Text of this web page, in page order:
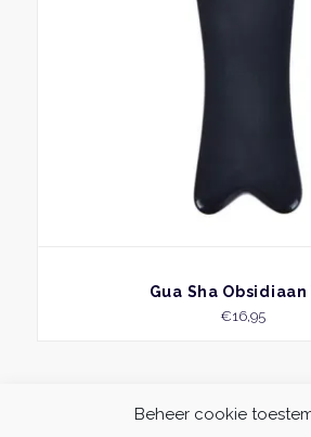
Beheer cookie
BEKIJKGua Sha Obsidiaan
€16,95